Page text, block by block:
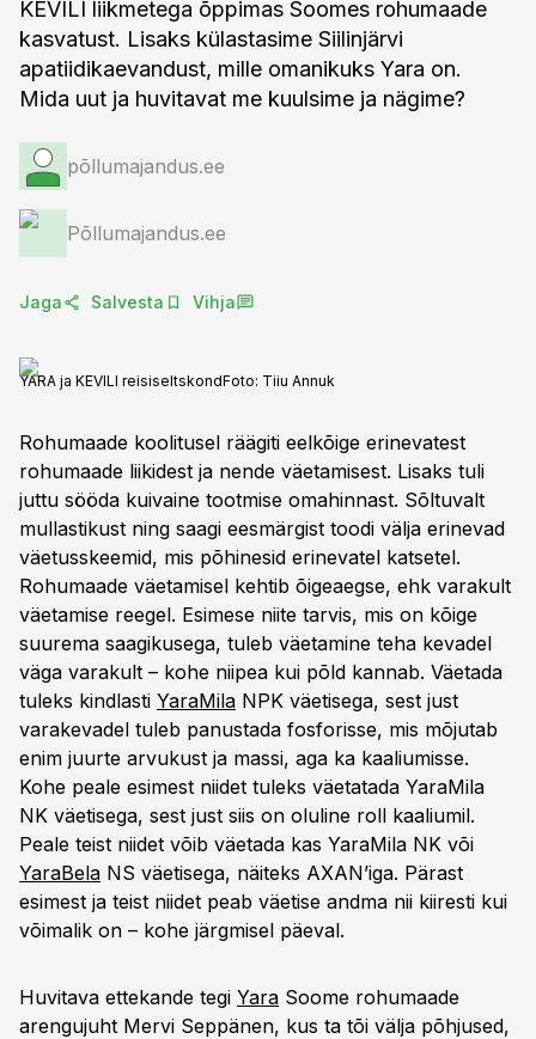
KEVILI liikmetega õppimas Soomes rohumaade
kasvatust. Lisaks külastasime Siilinjärvi
apatiidikaevandust, mille omanikuks Yara on.
Mida uut ja huvitavat me kuulsime ja nägime?
põllumajandus.ee
Põllumajandus.ee
Jaga Salvesta Vihja
YARA ja KEVILI reisiseltskondFoto: Tiiu Annuk
Rohumaade koolitusel räägiti eelkõige erinevatest
rohumaade liikidest ja nende väetamisest. Lisaks tuli
juttu sööda kuivaine tootmise omahinnast. Sõltuvalt
mullastikust ning saagi eesmärgist toodi välja erinevad
väetusskeemid, mis põhinesid erinevatel katsetel.
Rohumaade väetamisel kehtib õigeaegse, ehk varakult
väetamise reegel. Esimese niite tarvis, mis on kõige
suurema saagikusega, tuleb väetamine teha kevadel
väga varakult – kohe niipea kui põld kannab. Väetada
tuleks kindlasti YaraMila NPK väetisega, sest just
varakevadel tuleb panustada fosforisse, mis mõjutab
enim juurte arvukust ja massi, aga ka kaaliumisse.
Kohe peale esimest niidet tuleks väetatada YaraMila
NK väetisega, sest just siis on oluline roll kaaliumil.
Peale teist niidet võib väetada kas YaraMila NK või
YaraBela NS väetisega, näiteks AXAN’iga. Pärast
esimest ja teist niidet peab väetise andma nii kiiresti kui
võimalik on – kohe järgmisel päeval.
Huvitava ettekande tegi Yara Soome rohumaade
arengujuht Mervi Seppänen, kus ta tõi välja põhjused,